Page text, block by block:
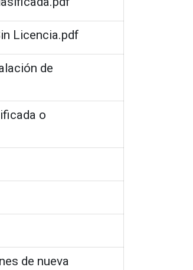
Licencia.pdf
de
o
de nueva